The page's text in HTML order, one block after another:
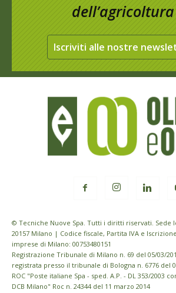
dell’agricoltura
Iscriviti alle nostre
© Tecniche Nuove Spa. Tutti i diritti riservati. Sede
20157 Milano | Codice fiscale, Partita IVA e
imprese di Milano: 00753480151
Registrazione Tribunale di Milano n. 69 del 05/03/
registrata presso il tribunale di Bologna n. 6776 del
ROC "Poste italiane Spa - sped. A.P. - DL 353/2003
DCB Milano" Roc n. 24344 del 11 marzo 2014